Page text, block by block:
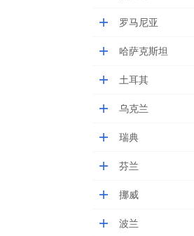
罗马尼亚
哈萨克斯坦
土耳其
乌克兰
瑞典
芬兰
挪威
波兰